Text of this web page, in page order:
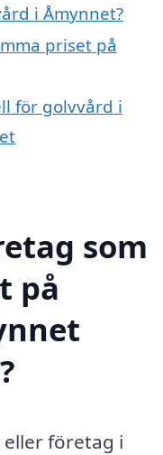
i Åmynnet?
priset på
för golvvård i
som
på
företag i